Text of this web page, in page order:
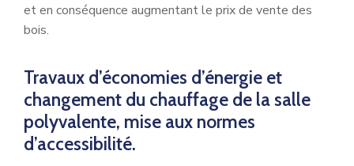
et en conséquence augmentant le prix de vente des
bois.
Travaux d’économies d’énergie et
changement du chauffage de la salle
polyvalente, mise aux normes
d’accessibilité.